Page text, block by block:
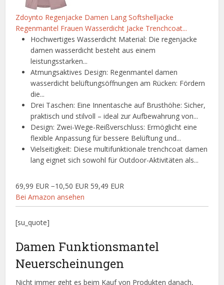
Zdoynto Regenjacke Damen Lang Softshelljacke
Regenmantel Frauen Wasserdicht Jacke Trenchcoat...
Hochwertiges Wasserdicht Material: Die regenjacke
damen wasserdicht besteht aus einem
leistungsstarken...
Atmungsaktives Design: Regenmantel damen
wasserdicht belüftungsöffnungen am Rücken: Fördern
die...
Drei Taschen: Eine Innentasche auf Brusthöhe: Sicher,
praktisch und stilvoll – ideal zur Aufbewahrung von...
Design: Zwei-Wege-Reißverschluss: Ermöglicht eine
flexible Anpassung für bessere Belüftung und...
Vielseitigkeit: Diese multifunktionale trenchcoat damen
lang eignet sich sowohl für Outdoor-Aktivitäten als...
69,99 EUR −10,50 EUR 59,49 EUR
Bei Amazon ansehen
[su_quote]
Damen Funktionsmantel
Neuerscheinungen
Nicht immer geht es beim Kauf von Produkten danach,